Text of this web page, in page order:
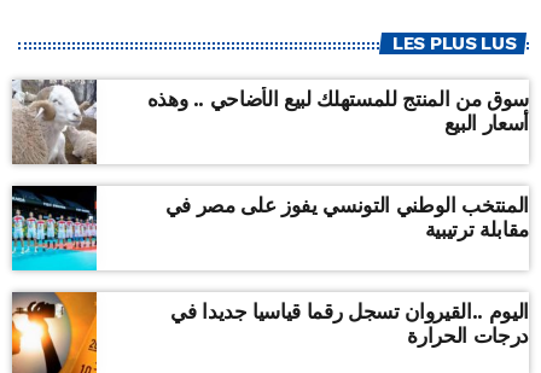
LES PLUS LUS
سوق من المنتج للمستهلك لبيع الأضاحي .. وهذه
أسعار البيع
المنتخب الوطني التونسي يفوز على مصر في
مقابلة ترتيبية
اليوم ..القيروان تسجل رقما قياسيا جديدا في
درجات الحرارة